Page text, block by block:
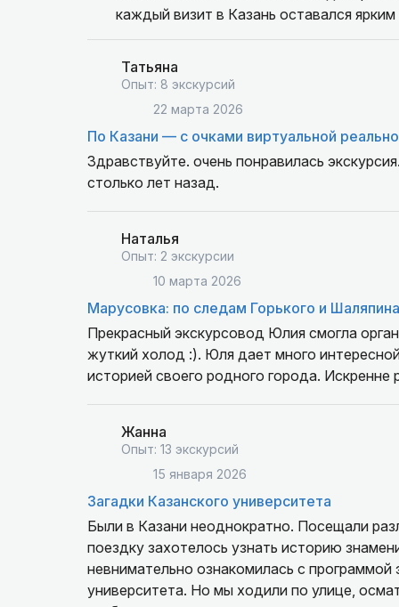
каждый визит в Казань оставался
Татьяна
Опыт: 8 экскурсий
22 марта 2026
По Казани — с очками виртуальной
Здравствуйте. очень понравилась
столько лет назад.
Наталья
Опыт: 2 экскурсии
10 марта 2026
Марусовка: по следам Горького и Шаляпина
Прекрасный экскурсовод Юлия смогла
жуткий холод :). Юля дает много
историей своего родного города. Искренне
Жанна
Опыт: 13 экскурсий
15 января 2026
Загадки Казанского университета
Были в Казани неоднократно. Посещали
поездку захотелось узнать историю знаменитого
невнимательно ознакомилась с
университета. Но мы ходили по улице,